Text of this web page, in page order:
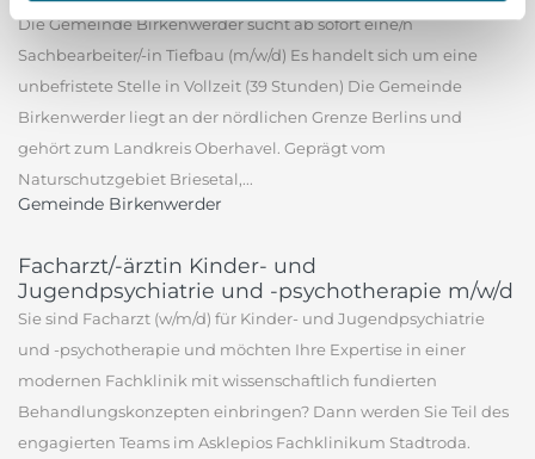
Die Gemeinde Birkenwerder sucht ab sofort eine/n
Sachbearbeiter/-in Tiefbau (m/w/d) Es handelt sich um eine
unbefristete Stelle in Vollzeit (39 Stunden) Die Gemeinde
Birkenwerder liegt an der nördlichen Grenze Berlins und
gehört zum Landkreis Oberhavel. Geprägt vom
Naturschutzgebiet Briesetal,...
Gemeinde Birkenwerder
Facharzt/-ärztin Kinder- und
Jugendpsychiatrie und -psychotherapie m/w/d
Sie sind Facharzt (w/m/d) für Kinder- und Jugendpsychiatrie
und -psychotherapie und möchten Ihre Expertise in einer
modernen Fachklinik mit wissenschaftlich fundierten
Behandlungskonzepten einbringen? Dann werden Sie Teil des
engagierten Teams im Asklepios Fachklinikum Stadtroda.